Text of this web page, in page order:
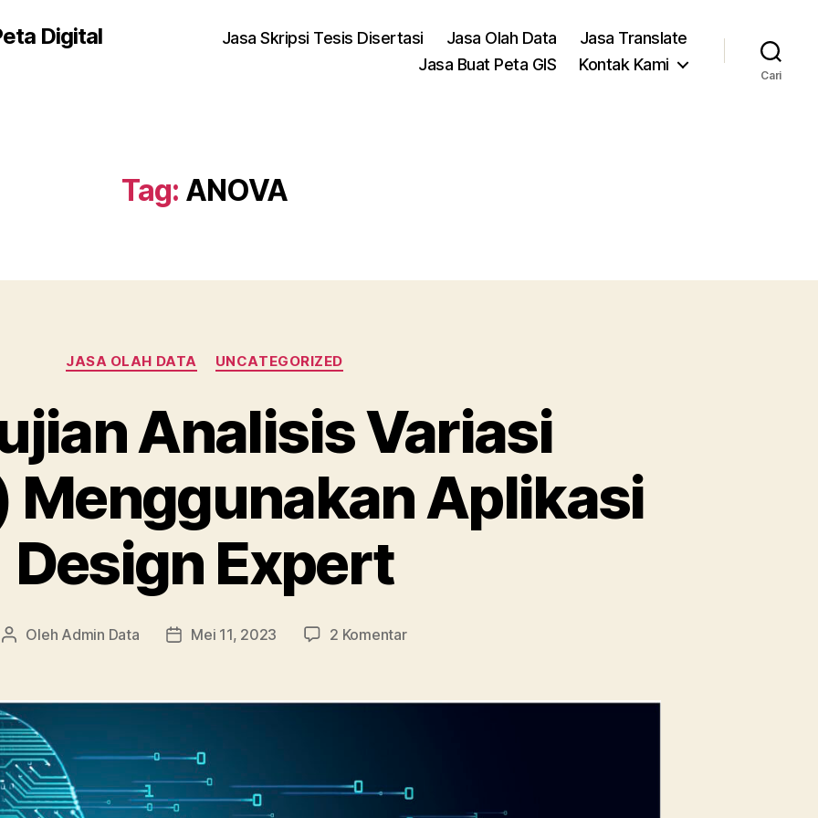
Digital Jasa Skripsi Tesis Disertasi Jasa Olah Data
Jasa Translate
Jasa Buat Peta GIS
Kontak Kami
Cari
Tag: ANOVA
Kategori
JASA OLAH DATA UNCATEGORIZED
Analisis Variasi
Menggunakan Aplikasi
Design Expert
Penulis
Oleh Admin Data
Tanggal
Mei 11, 2023 2 Komentarpada
Variasi
Design